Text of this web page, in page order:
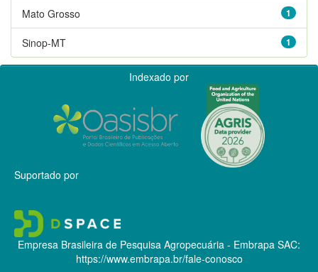
1
Mato Grosso
1
Sinop-MT
Indexado por
Suportado por
Empresa Brasileira de Pesquisa Agropecuária - Embrapa SAC:
https://www.embrapa.br/fale-conosco